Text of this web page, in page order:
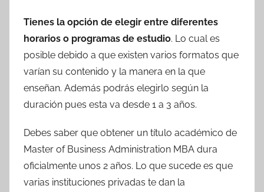
Tienes la opción de elegir entre diferentes
horarios o programas de estudio. Lo cual es
posible debido a que existen varios formatos que
varían su contenido y la manera en la que
enseñan. Además podrás elegirlo según la
duración pues esta va desde 1 a 3 años.
Debes saber que obtener un título académico de
Master of Business Administration MBA dura
oficialmente unos 2 años. Lo que sucede es que
varias instituciones privadas te dan la